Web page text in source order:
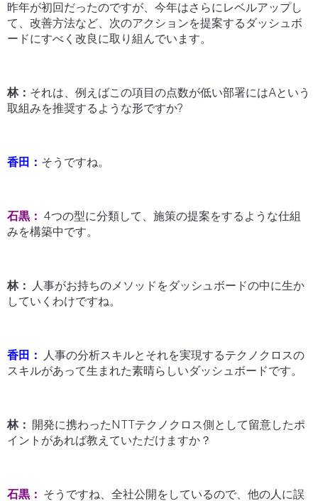
昨年が初回だったのですが、今年はさらにレベルアップし
て、改善方法など、次のアクションを提案するダッシュボ
ードにすべく改良に取り組んでいます。
林： それは、例えばこの項目の点数が低い部署にはAという
取組みを推奨するような形ですか?
香田： そうですね。
石黒： 4つの型に分類して、施策の提案をするような仕組
みを構築中です。
林： 人事がお持ちのメソッドをダッシュボードの中に生か
していくわけですね。
香田： 人事の分析スキルとそれを実現するテクノクロスの
スキルがあって生まれた素晴らしいダッシュボードです。
林： 開発に携わったNTTテクノクロス側として留意したポ
イントがあれば教えていただけますか？
石黒： そうですね、全社公開をしているので、他の人に誤